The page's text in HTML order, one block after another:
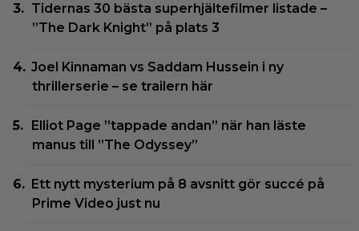
Tidernas 30 bästa superhjältefilmer listade –
”The Dark Knight” på plats 3
Joel Kinnaman vs Saddam Hussein i ny
thrillerserie – se trailern här
Elliot Page ”tappade andan” när han läste
manus till ”The Odyssey”
Ett nytt mysterium på 8 avsnitt gör succé på
Prime Video just nu